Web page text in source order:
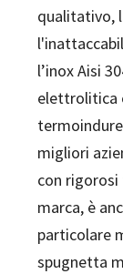
qualitativo,
l’inox Aisi
elettrolitica
migliori
con
marca, è
particolare
spugnetta